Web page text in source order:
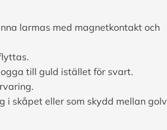
larmas med magnetkontakt och
till guld istället för svart.
i skåpet eller som skydd mellan golv